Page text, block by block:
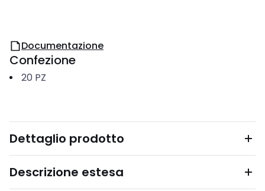
Documentazione
Confezione
20 PZ
Dettaglio prodotto
Descrizione estesa